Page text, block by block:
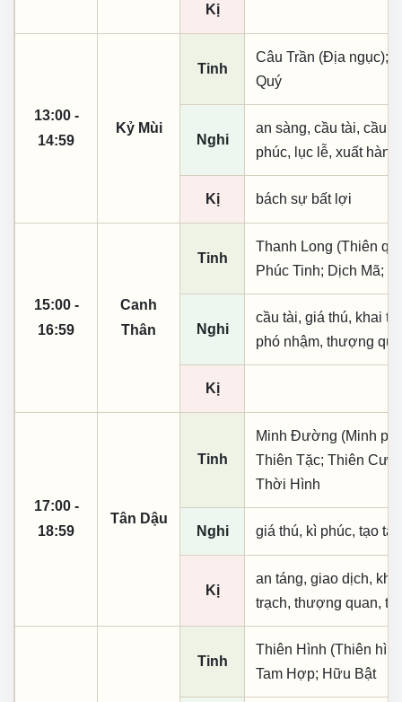
Kị
13:00 -
14:59
Kỷ Mùi
Tinh
Câu Trần (Địa ngục);
Quý
Nghi
an sàng, cầu tài, cầu
phúc, lục lễ, xuất
Kị bách sự bất lợi
15:00 -
16:59
Canh
Thân
Tinh
Thanh Long (Thiên
Phúc Tinh; Dịch Mã;
Nghi
cầu tài, giá thú, khai
phó nhậm, thượng
Kị
17:00 -
18:59
Tân Dậu
Tinh
Minh Đường (Minh
Thiên Tặc; Thiên
Thời Hình
Nghi giá thú, kì phúc, tạo
Kị
an táng, giao dịch,
trạch, thượng quan,
Tinh
Thiên Hình (Thiên
Tam Hợp; Hữu Bật